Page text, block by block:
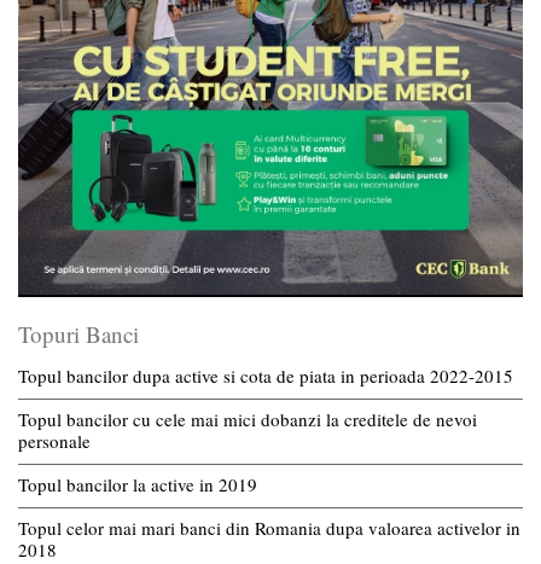
Topuri Banci
Topul bancilor dupa active si cota de piata in perioada 2022-2015
Topul bancilor cu cele mai mici dobanzi la creditele de nevoi
personale
Topul bancilor la active in 2019
Topul celor mai mari banci din Romania dupa valoarea activelor in
2018